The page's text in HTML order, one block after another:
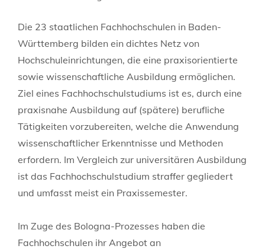
Die 23 staatlichen Fachhochschulen in Baden-
Württemberg bilden ein dichtes Netz von
Hochschuleinrichtungen, die eine praxisorientierte
sowie wissenschaftliche Ausbildung ermöglichen.
Ziel eines Fachhochschulstudiums ist es, durch eine
praxisnahe Ausbildung auf (spätere) berufliche
Tätigkeiten vorzubereiten, welche die Anwendung
wissenschaftlicher Erkenntnisse und Methoden
erfordern. Im Vergleich zur universitären Ausbildung
ist das Fachhochschulstudium straffer gegliedert
und umfasst meist ein Praxissemester.
Im Zuge des Bologna-Prozesses haben die
Fachhochschulen ihr Angebot an